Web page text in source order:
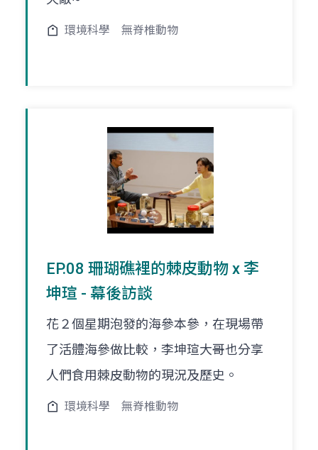
環境科學 無脊椎動物
EP.08 珊瑚礁裡的棘皮動物 x 李
坤瑄 - 幕後訪談
花２個星期泡發的海參本參，在現場帶
了活體海參做比較，李坤瑄大哥也分享
人們食用棘皮動物的現況及歷史。
環境科學 無脊椎動物